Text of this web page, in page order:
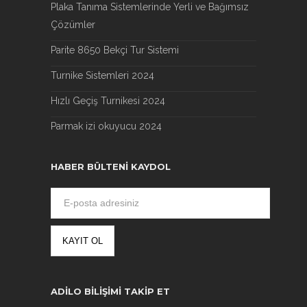
Plaka Tanıma Sistemlerinde Yerli ve Bağımsız
Çözümler
Parite 8650 Bekçi Tur Sistemi
Turnike Sistemleri 2024
Hızlı Geçiş Turnikesi 2024
Parmak izi okuyucu 2024
HABER BÜLTENI KAYDOL
ADILO BILIŞIMI TAKIP ET